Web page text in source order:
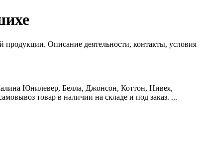
Описание деятельности, контакты, условия
Юнилевер, Белла, Джонсон, Коттон, Нивея,
товар в наличии на складе и под заказ. ...